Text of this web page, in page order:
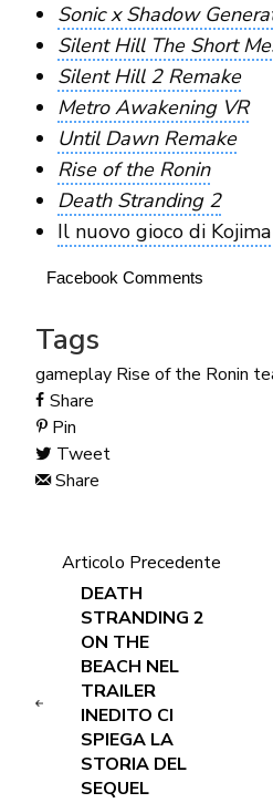
Sonic x Shadow
Silent Hill The Short
Silent Hill 2 Remake
Metro Awakening VR
Until Dawn Remake
Rise of the Ronin
Death Stranding 2
Il nuovo gioco di Kojima
Facebook Comments
Tags
gameplay Rise of the Ronin
Share
Pin
Tweet
Share
Articolo Precedente
DEATH
STRANDING 2
ON THE
BEACH NEL
TRAILER
INEDITO CI
SPIEGA LA
STORIA DEL
SEQUEL